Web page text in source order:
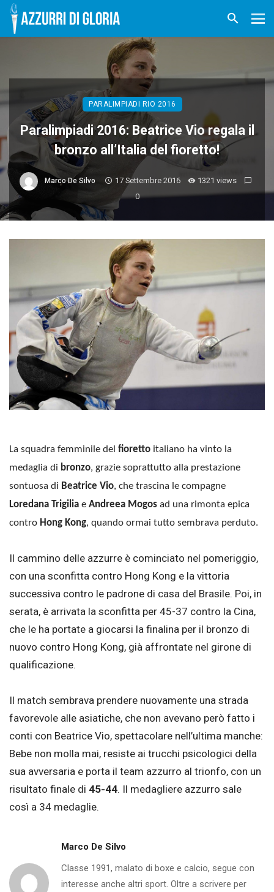
PARALIMPIADI RIO 2016
Paralimpiadi 2016: Beatrice Vio regala il
bronzo all’Italia del fioretto!
Marco De Silvo 17 Settembre 2016
1321 views
0
La squadra femminile del fioretto italiano ha vinto la
medaglia di bronzo, grazie soprattutto alla prestazione
sontuosa di Beatrice Vio, che trascina le compagne
Loredana Trigilia e Andreea Mogos ad una rimonta epica
contro Hong Kong, quando ormai tutto sembrava perduto.
Il cammino delle azzurre è cominciato nel pomeriggio,
con una sconfitta contro Hong Kong e la vittoria
successiva contro le padrone di casa del Brasile. Poi, in
serata, è arrivata la sconfitta per 45-37 contro la Cina,
che le ha portate a giocarsi la finalina per il bronzo di
nuovo contro Hong Kong, già affrontate nel girone di
qualificazione.
Il match sembrava prendere nuovamente una strada
favorevole alle asiatiche, che non avevano però fatto i
conti con Beatrice Vio, spettacolare nell’ultima manche:
Bebe non molla mai, resiste ai trucchi psicologici della
sua avversaria e porta il team azzurro al trionfo, con un
risultato finale di 45-44. Il medagliere azzurro sale
così a 34 medaglie.
Marco De Silvo
Classe 1991, malato di boxe e calcio, segue con
interesse anche altri sport. Oltre a scrivere per